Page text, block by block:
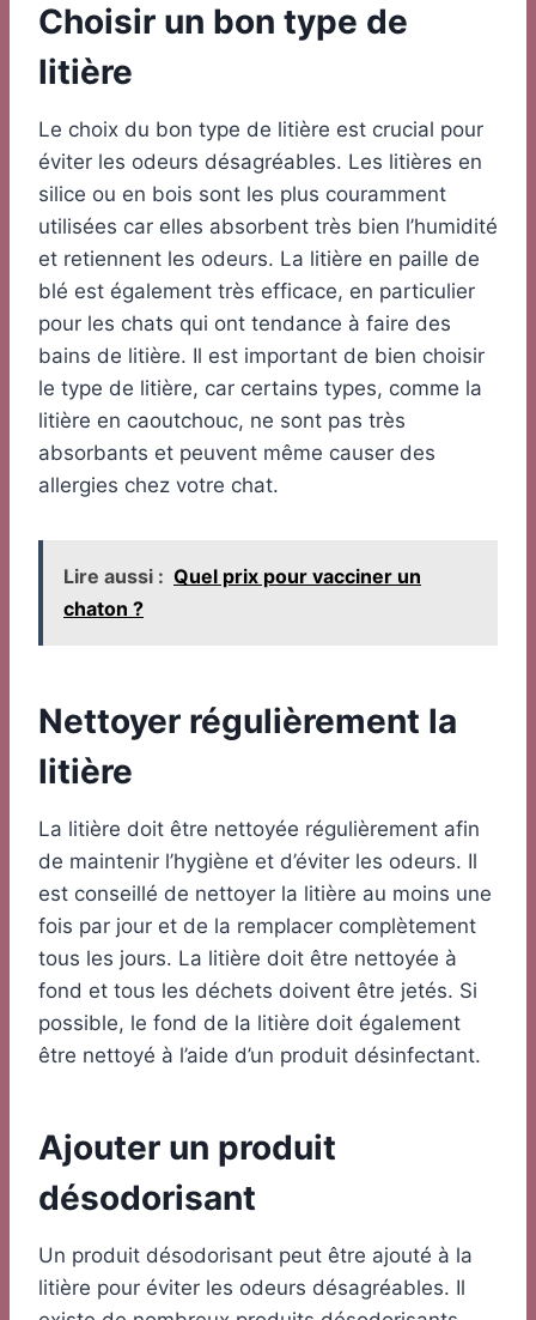
Choisir un bon type de
litière
Le choix du bon type de litière est crucial pour
éviter les odeurs désagréables. Les litières en
silice ou en bois sont les plus couramment
utilisées car elles absorbent très bien l’humidité
et retiennent les odeurs. La litière en paille de
blé est également très efficace, en particulier
pour les chats qui ont tendance à faire des
bains de litière. Il est important de bien choisir
le type de litière, car certains types, comme la
litière en caoutchouc, ne sont pas très
absorbants et peuvent même causer des
allergies chez votre chat.
Lire aussi : Quel prix pour vacciner un
chaton ?
Nettoyer régulièrement la
litière
La litière doit être nettoyée régulièrement afin
de maintenir l’hygiène et d’éviter les odeurs. Il
est conseillé de nettoyer la litière au moins une
fois par jour et de la remplacer complètement
tous les jours. La litière doit être nettoyée à
fond et tous les déchets doivent être jetés. Si
possible, le fond de la litière doit également
être nettoyé à l’aide d’un produit désinfectant.
Ajouter un produit
désodorisant
Un produit désodorisant peut être ajouté à la
litière pour éviter les odeurs désagréables. Il